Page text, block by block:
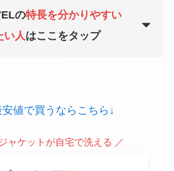
の特長を分かりやすい
い人はここをタップ
値で買うならこちら↓
ャケットが自宅で洗える ／